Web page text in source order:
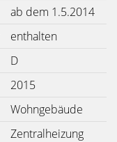
ab dem 1.5.2014
enthalten
D
2015
Wohngebäude
Zentralheizung